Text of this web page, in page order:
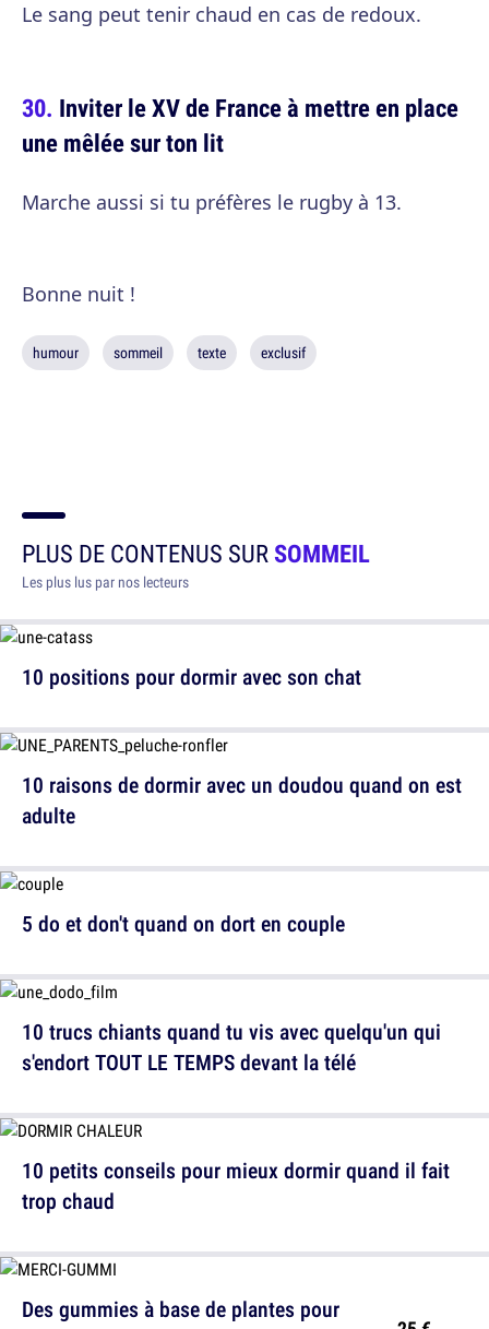
Le sang peut tenir chaud en cas de redoux.
Inviter le XV de France à mettre en place
une mêlée sur ton lit
Marche aussi si tu préfères le rugby à 13.
Bonne nuit !
humour sommeil texte exclusif
PLUS DE CONTENUS SURSOMMEIL
Les plus lus par nos lecteurs
10 positions pour dormir avec son chat
5 do et don't quand on dort en couple
10 petits conseils pour mieux dormir quand il fait
trop chaud
10 raisons de dormir avec un doudou quand on est
adulte
10 trucs chiants quand tu vis avec quelqu'un qui
s'endort TOUT LE TEMPS devant la télé
Des gummies à base de plantes pour